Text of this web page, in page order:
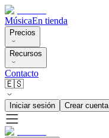
MúsicaEn tienda
Precios
Recursos
Contacto
🇪🇸
Iniciar sesión Crear cuenta